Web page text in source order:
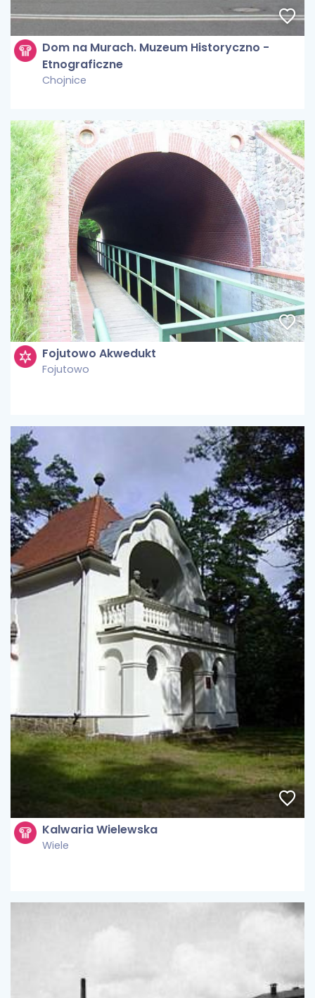
Dom na Murach. Muzeum Historyczno -
Etnograficzne
Chojnice
Fojutowo Akwedukt
Fojutowo
Kalwaria Wielewska
Wiele